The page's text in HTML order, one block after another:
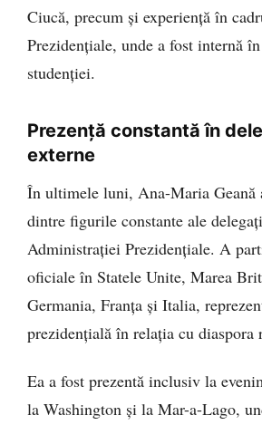
Ciucă, precum și experiență în
Prezidențiale, unde a fost internă
studenției.
Prezență constantă în
externe
În ultimele luni, Ana-Maria Geană
dintre figurile constante ale
Administrației Prezidențiale. A
oficiale în Statele Unite, Marea
Germania, Franța și Italia,
prezidențială în relația cu diaspora
Ea a fost prezentă inclusiv la
la Washington și la Mar-a-Lago,